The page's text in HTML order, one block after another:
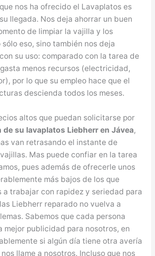
nos ha ofrecido el Lavaplatos es
llegada. Nos deja ahorrar un buen
de limpiar la vajilla y los
eso, sino también nos deja
su uso: comparado con la tarea de
menos recursos (electricidad,
por lo que su empleo hace que el
descienda todos los meses.
altos que puedan solicitarse por
de su lavaplatos Liebherr en Jávea,
van retrasando el instante de
Mas puede confiar en la tarea
pues además de ofrecerle unos
más bajos de los que
a trabajar con rapidez y seriedad para
Liebherr reparado no vuelva a
Sabemos que cada persona
mejor publicidad para nosotros, en
si algún día tiene otra avería
llame a nosotros. Incluso que nos